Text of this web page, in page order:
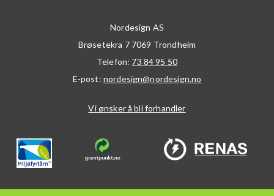
Nordesign AS
Brøsetekra 7 7069 Trondheim
Telefon: 73 84 95 50
E-post: nordesign@nordesign.no
Vi ønsker å bli forhandler